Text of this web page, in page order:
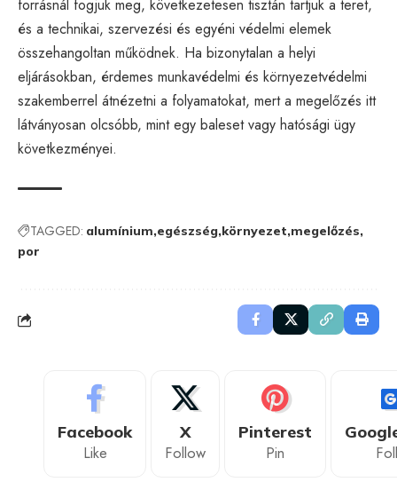
forrásnál fogjuk meg, következetesen tisztán tartjuk a teret,
és a technikai, szervezési és egyéni védelmi elemek
összehangoltan működnek. Ha bizonytalan a helyi
eljárásokban, érdemes munkavédelmi és környezetvédelmi
szakemberrel átnézetni a folyamatokat, mert a megelőzés itt
látványosan olcsóbb, mint egy baleset vagy hatósági ügy
következményei.
TAGGED: alumínium egészség környezet megelőzés
por
Facebook
Like
X
Follow
Pinterest
Pin